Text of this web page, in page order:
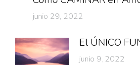
junio 29, 2022
El ÚNICO
junio 9, 2022